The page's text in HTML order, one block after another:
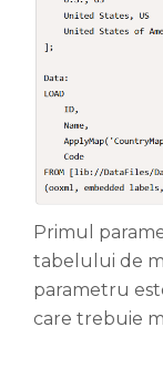
Primul
tabelului de
parametru
care trebuie